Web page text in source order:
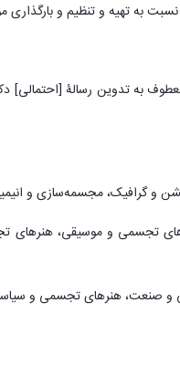
به تهیه و تنظیم و بارگذاری
به تدوین رسالۀ [احتمالی]
و گرافیک، مجسمه‌سازی و
تجسمی و موسیقی، هنرهای
صنعت، هنرهای تجسمی و